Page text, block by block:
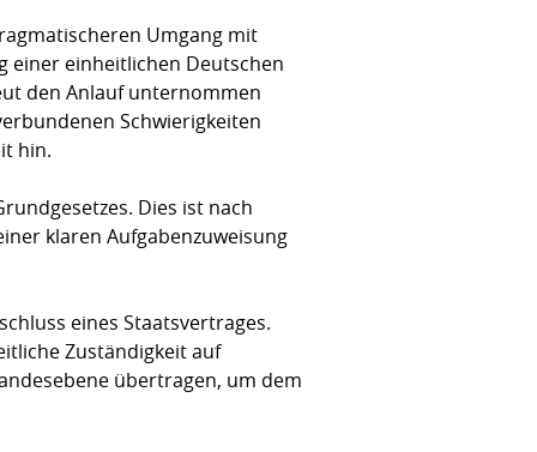
Umgang mit
einer einheitlichen Deutschen
den Anlauf unternommen
Schwierigkeiten
hin.
Dies ist nach
klaren Aufgabenzuweisung
eines Staatsvertrages.
Zuständigkeit auf
übertragen, um dem